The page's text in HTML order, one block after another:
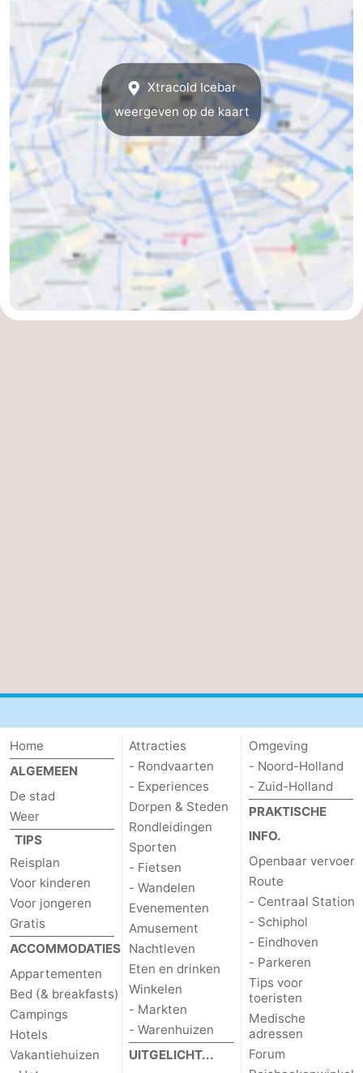
voor
toeristen
Medische
adressen
Weer
Contact
Xtracold Icebar
weergeven op de kaart
Home
ALGEMEEN
De stad
Weer
TIPS
Reisplan
Voor kinderen
Voor jongeren
Gratis
ACCOMMODATIES
Appartementen
Bed (& breakfasts)
Campings
Hotels
Vakantiehuizen
Attracties
- Rondvaarten
- Experiences
Dorpen & Steden
Rondleidingen
Sporten
- Fietsen
- Wandelen
Evenementen
Amusement
Nachtleven
Eten en drinken
Winkelen
- Markten
- Warenhuizen
UITGELICHT...
Omgeving
- Noord-Holland
- Zuid-Holland
PRAKTISCHE
INFO.
Openbaar vervoer
Route
- Centraal Station
- Schiphol
- Eindhoven
- Parkeren
Tips voor
toeristen
Medische
adressen
Forum